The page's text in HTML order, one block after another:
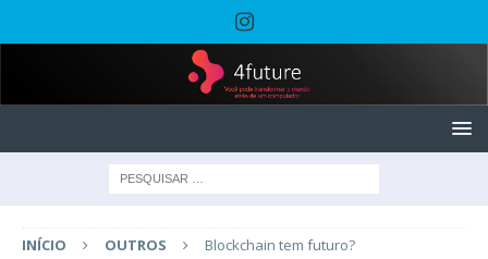
INÍCIO OUTROS Blockchain tem futuro?